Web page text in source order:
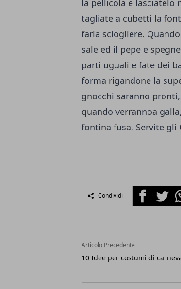
la pellicola e lasciatelo
tagliate a cubetti la
farla sciogliere.
sale ed il pepe e
parti uguali e fate dei
forma rigandone la
gnocchi saranno
quando verrannoa
fontina fusa. Servite gli
Condividi FacebookTwitter
Articolo Precedente
10 Idee per costumi di